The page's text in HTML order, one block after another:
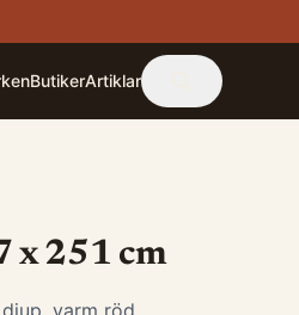
ButikerArtiklar
x 251 cm
varm röd